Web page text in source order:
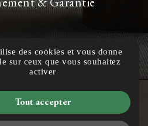
un devis
des cookies et vous donne
sur ceux que vous souhaitez
activer
Tout accepter